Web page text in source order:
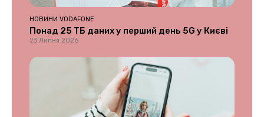
НОВИНИ VODAFONE
Понад 25 ТБ даних у перший день 5G у Києві
23 Липня 2026